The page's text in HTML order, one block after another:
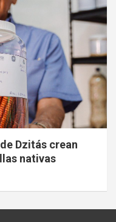
Dzitás crean
nativas